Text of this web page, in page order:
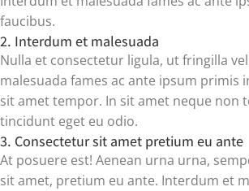
faucibus.
2. Interdum et malesuada
Nulla et consectetur ligula, ut fringilla
malesuada fames ac ante ipsum primis
sit amet tempor. In sit amet neque non
tincidunt eget eu odio.
3. Consectetur sit amet pretium eu ante
At posuere est! Aenean urna urna,
sit amet, pretium eu ante. Interdum et